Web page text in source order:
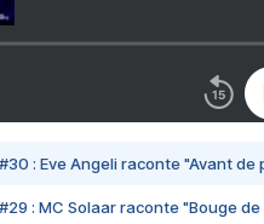
#30 : Eve Angeli raconte "Avant de
#29 : MC Solaar raconte "Bouge de